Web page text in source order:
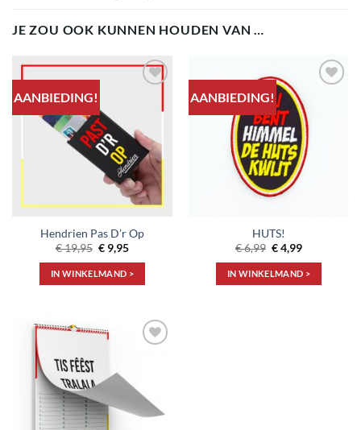
JE ZOU OOK KUNNEN HOUDEN VAN …
AANBIEDING!
Hendrien Pas D’r Op
€19,95 Oorspronkelijke
prijs
was:
€ 19,95.
€ 9,95Huidige
€ 9,95.
IN WINKELMAND >
AANBIEDING!
Toevoegen
verlanglijst
HUTS!
€6,99 Oorspronkelijke
prijs
was:
€ 6,99.
€4,99Huidige
€ 4,99.
IN WINKELMAND >
verlanglijst